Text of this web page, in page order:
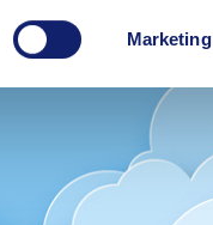
Marketing